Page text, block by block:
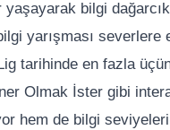
bilgi
yarışması
tarihinde en fazla
Olmak İster gibi
hem de bilgi